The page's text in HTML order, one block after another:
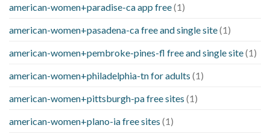
american-women+paradise-ca app free(1)
american-women+pasadena-ca free and single site(1)
american-women+pembroke-pines-fl free and single site(1)
american-women+philadelphia-tn for adults (1)
american-women+pittsburgh-pa free sites (1)
american-women+plano-ia free sites (1)